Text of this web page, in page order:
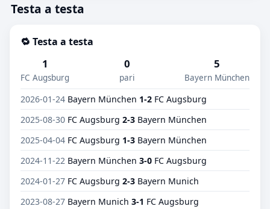
Testa a testa
🔁 Testa a testa
1
FC Augsburg
0
pari
5
Bayern München
2026-01-24 Bayern München 1-2 FC Augsburg
2025-08-30 FC Augsburg 2-3 Bayern München
2025-04-04 FC Augsburg 1-3 Bayern München
2024-11-22 Bayern München 3-0 FC Augsburg
2024-01-27 FC Augsburg 2-3 Bayern Munich
2023-08-27 Bayern Munich 3-1 FC Augsburg